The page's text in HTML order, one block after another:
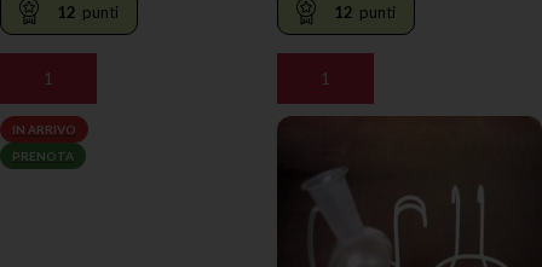
12 punti
AGGIUNGI AL CARRELLO
12 punti
AGGIUNGI AL CARRELLO
IN ARRIVO
PRENOTA